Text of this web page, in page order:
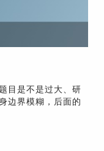
目是不是过大、研
边界模糊，后面的